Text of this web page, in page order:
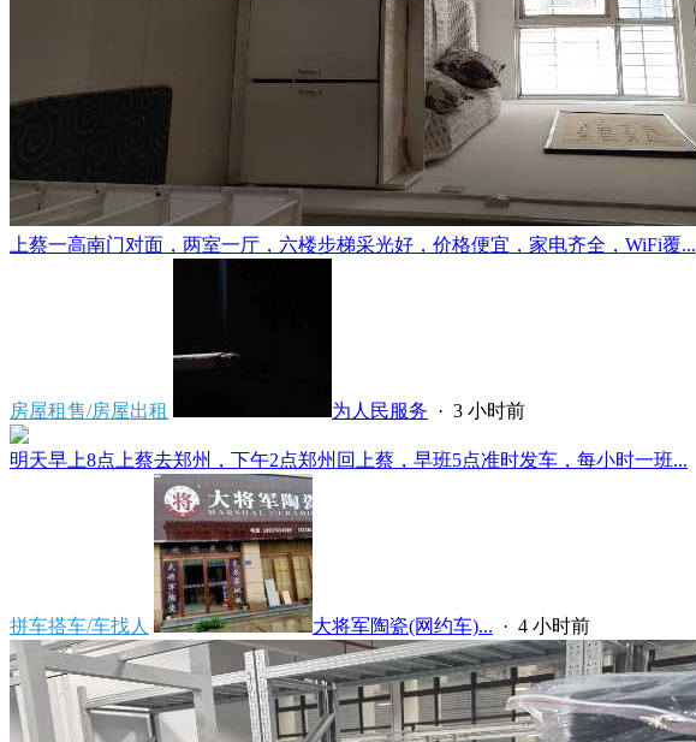
上蔡一高南门对面，两室一厅，六楼步梯采光好，价格便宜，家电齐全，WiFi覆...
房屋租售/房屋出租 为人民服务 · 3 小时前
明天早上8点上蔡去郑州，下午2点郑州回上蔡，早班5点准时发车，每小时一班...
拼车搭车/车找人 大将军陶瓷(网约车)... · 4 小时前